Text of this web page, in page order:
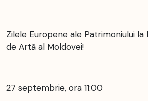
Zilele Europene ale Patrimoniului la
de Artă al Moldovei!
27 septembrie, ora 11:00